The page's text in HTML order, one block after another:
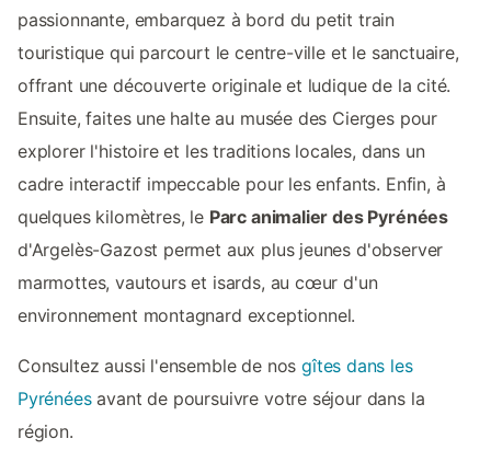
passionnante, embarquez à bord du petit train
touristique qui parcourt le centre-ville et le sanctuaire,
offrant une découverte originale et ludique de la cité.
Ensuite, faites une halte au musée des Cierges pour
explorer l'histoire et les traditions locales, dans un
cadre interactif impeccable pour les enfants. Enfin, à
quelques kilomètres, le Parc animalier des Pyrénées
d'Argelès-Gazost permet aux plus jeunes d'observer
marmottes, vautours et isards, au cœur d'un
environnement montagnard exceptionnel.
Consultez aussi l'ensemble de nosgîtes dans les
Pyrénéesavant de poursuivre votre séjour dans la
région.